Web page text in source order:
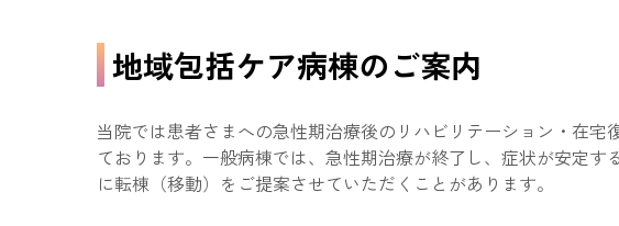
地域包括ケア病棟のご案内
当院では患者さまへの急性期治療後のリハビリテーション・在
ております。一般病棟では、急性期治療が終了し、症状が安定
に転棟（移動）をご提案させていただくことがあります。